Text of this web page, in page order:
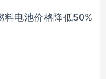
电池价格降低50%